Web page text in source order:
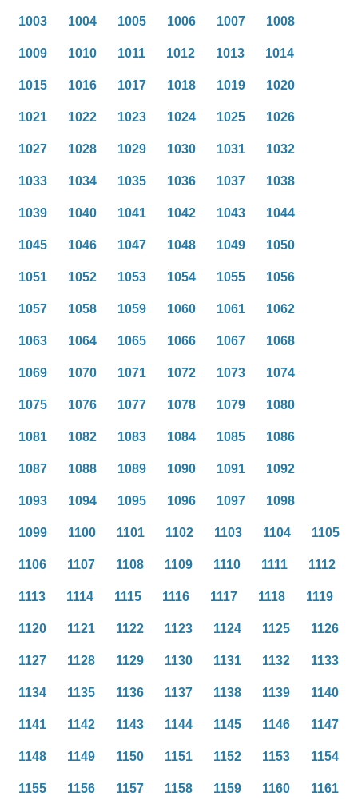
1003 1004 1005 1006 1007 1008
1009 1010 1011 1012 1013 1014
1015 1016 1017 1018 1019 1020
1021 1022 1023 1024 1025 1026
1027 1028 1029 1030 1031 1032
1033 1034 1035 1036 1037 1038
1039 1040 1041 1042 1043 1044
1045 1046 1047 1048 1049 1050
1051 1052 1053 1054 1055 1056
1057 1058 1059 1060 1061 1062
1063 1064 1065 1066 1067 1068
1069 1070 1071 1072 1073 1074
1075 1076 1077 1078 1079 1080
1081 1082 1083 1084 1085 1086
1087 1088 1089 1090 1091 1092
1093 1094 1095 1096 1097 1098
1099 1100 1101 1102 1103 1104 1105
1106 1107 1108 1109 1110 1111 1112
1113 1114 1115 1116 1117 1118 1119
1120 1121 1122 1123 1124 1125 1126
1127 1128 1129 1130 1131 1132 1133
1134 1135 1136 1137 1138 1139 1140
1141 1142 1143 1144 1145 1146 1147
1148 1149 1150 1151 1152 1153 1154
1155 1156 1157 1158 1159 1160 1161